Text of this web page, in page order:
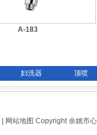
A-183
妇洗器 顶喷
网站地图 Copyright 余姚市